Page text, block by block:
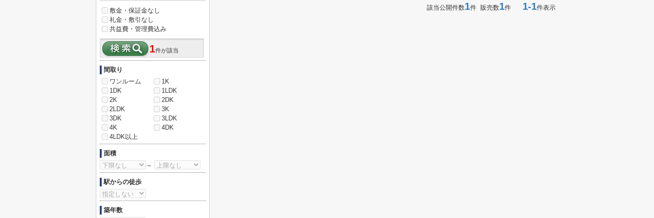
該当公開件数1件 販売数1件 1-1件表示
敷金・保証金なし
礼金・敷引なし
共益費・管理費込み
1件が該当
間取り
ワンルーム
1K
1DK
1LDK
2K
2DK
2LDK
3K
3DK
3LDK
4K
4DK
4LDK以上
面積
～
駅からの徒歩
築年数